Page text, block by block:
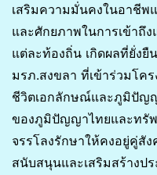
เสริมความมั่นคงในอาชีพ
และศักยภาพในการเข้าถึ
แต่ละท้องถิ่น เกิดผลที่ยั่ง
มรภ.สงขลา ที่เข้าร่วมโคร
ชีวิตเอกลักษณ์และภูมิปัญ
ของภูมิปัญญาไทยและทรั
จรรโลงรักษาให้คงอยู่คู่สั
สนับสนุนและเสริมสร้างป